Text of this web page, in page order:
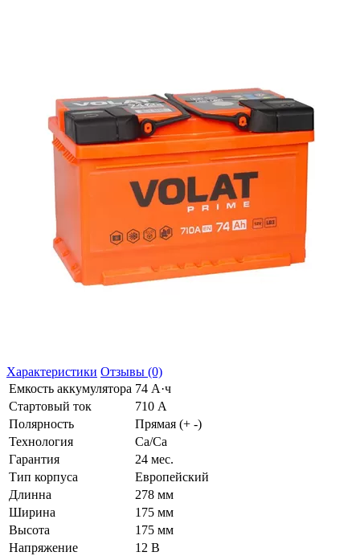
Характеристики Отзывы (0)
Емкость аккумулятора 74 А·ч
Стартовый ток
710 А
Полярность
Прямая (+ -)
Технология
Ca/Ca
Гарантия
24 мес.
Тип корпуса
Европейский
Длинна
278 мм
Ширина
175 мм
Высота
175 мм
Напряжение
12 В